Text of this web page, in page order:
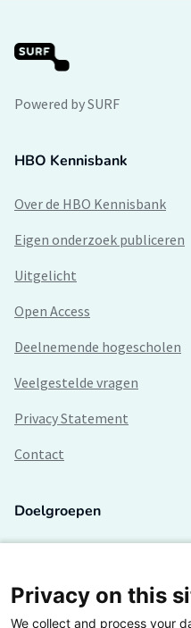
Powered by SURF
HBO Kennisbank
Over de HBO Kennisbank
Eigen onderzoek publiceren
Uitgelicht
Open Access
Deelnemende hogescholen
Veelgestelde vragen
Privacy Statement
Contact
Doelgroepen
Lectoren en onderzoekers
Privacy on this
We collect and process your